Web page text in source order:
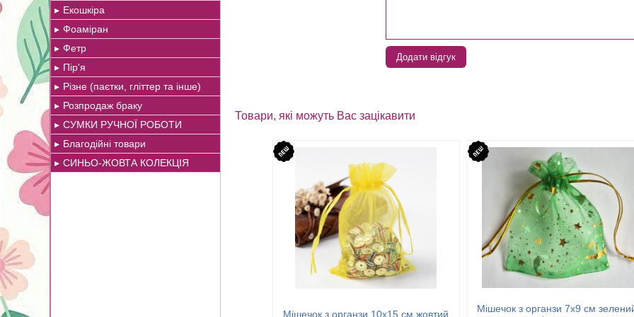
Екошкіра
Фоаміран
Фетр
Пір'я
Різне (паєтки, гліттер та інше)
Розпродаж браку
СУМКИ РУЧНОЇ РОБОТИ
Благодійні товари
СИНЬО-ЖОВТА КОЛЕКЦІЯ
Додати відгук
Товари, які можуть Вас зацікавити
Мішечок з органзи 10х15 см жовтий
Мішечок з органзи 7х9 см